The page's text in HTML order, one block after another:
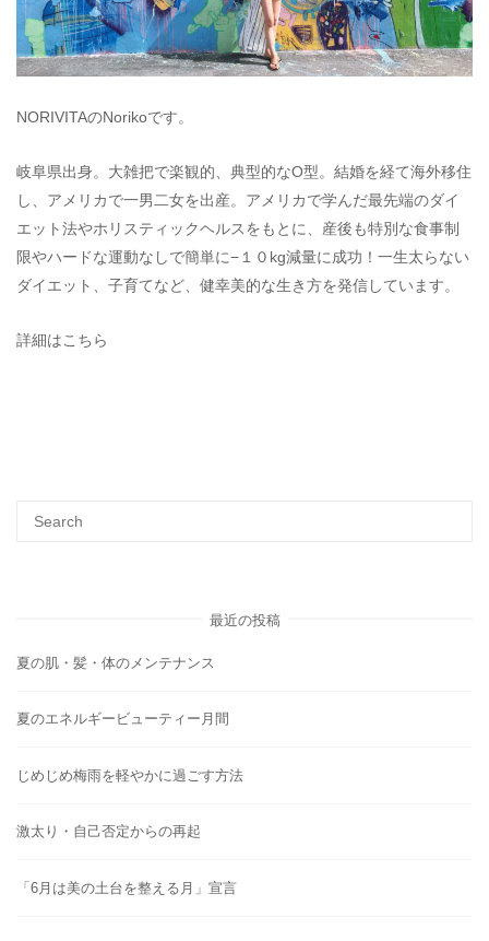
NORIVITAのNorikoです。
岐阜県出身。大雑把で楽観的、典型的なO型。結婚を経て海外移住
し、アメリカで一男二女を出産。アメリカで学んだ最先端のダイ
エット法やホリスティックヘルスをもとに、産後も特別な食事制
限やハードな運動なしで簡単に−１０kg減量に成功！一生太らない
ダイエット、子育てなど、健幸美的な生き方を発信しています。
詳細はこちら
最近の投稿
夏の肌・髪・体のメンテナンス
夏のエネルギービューティー月間
じめじめ梅雨を軽やかに過ごす方法
激太り・自己否定からの再起
「6月は美の土台を整える月」宣言